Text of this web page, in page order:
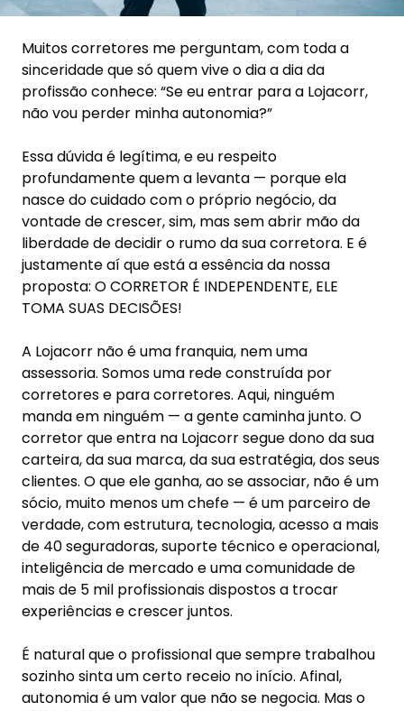
profundamente quem a levanta — porque ela
nasce do cuidado com o próprio negócio, da
vontade de crescer, sim, mas sem abrir mão da
liberdade de decidir o rumo da sua corretora. E é
proposta: O CORRETOR É INDEPENDENTE, ELE
TOMA SUAS DECISÕES!
A Lojacorr não é uma franquia, nem uma
assessoria. Somos uma rede construída por
corretores e para corretores. Aqui, ninguém
manda em ninguém — a gente caminha junto. O
corretor que entra na Lojacorr segue dono da sua
clientes. O que ele ganha, ao se associar, não é um
sócio, muito menos um chefe — é um parceiro de
verdade, com estrutura, tecnologia, acesso a mais
de 40 seguradoras, suporte técnico e operacional,
inteligência de mercado e uma comunidade de
mais de 5 mil profissionais dispostos a trocar
experiências e crescer juntos.
É natural que o profissional que sempre trabalhou
sozinho sinta um certo receio no início. Afinal,
autonomia é um valor que não se negocia. Mas o
que vejo todos os dias, ao conversar com
corretores de todo o Brasil, é que essa
que a Lojacorr não quer tirar nada deles — quer
somar. Quer potencializar.